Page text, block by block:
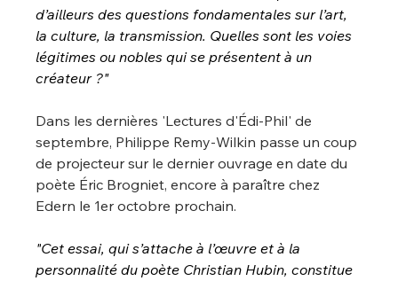
d’ailleurs des questions fondamentales sur l’art,
la culture, la transmission. Quelles sont les voies
légitimes ou nobles qui se présentent à un
créateur ?"
Dans les dernières 'Lectures d'Édi-Phil' de
septembre, Philippe Remy-Wilkin passe un coup
de projecteur sur le dernier ouvrage en date du
poète Éric Brogniet, encore à paraître chez
Edern le 1er octobre prochain.
"Cet essai, qui s’attache à l’œuvre et à la
personnalité du poète Christian Hubin, constitue